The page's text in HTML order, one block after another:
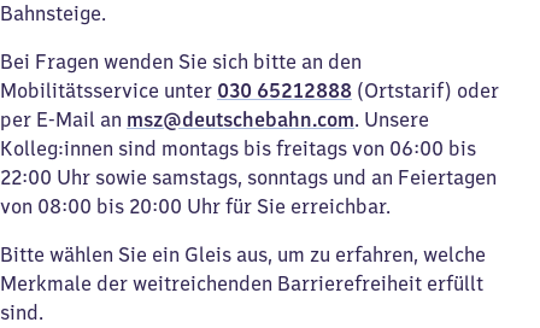
Bahnsteige.
Bei Fragen wenden Sie sich bitte an den
Mobilitätsservice unter 030 65212888 (Ortstarif) oder
per E-Mail an msz@deutschebahn.com. Unsere
Kolleg:innen sind montags bis freitags von 06:00 bis
22:00 Uhr sowie samstags, sonntags und an Feiertagen
von 08:00 bis 20:00 Uhr für Sie erreichbar.
Bitte wählen Sie ein Gleis aus, um zu erfahren, welche
Merkmale der weitreichenden Barrierefreiheit erfüllt
sind.